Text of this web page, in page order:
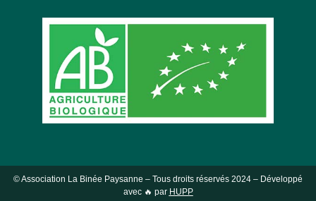
© Association La Binée Paysanne – Tous droits réservés 2024 – Développé
avec 🔥 par HUPP